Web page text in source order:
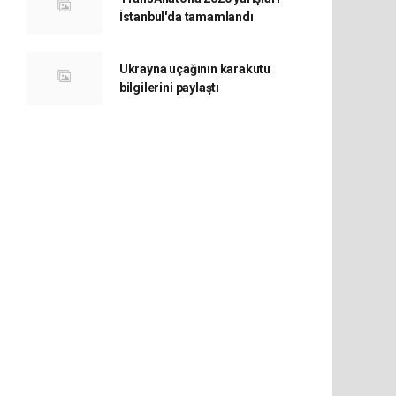
İstanbul'da tamamlandı
Ukrayna uçağının karakutu
bilgilerini paylaştı